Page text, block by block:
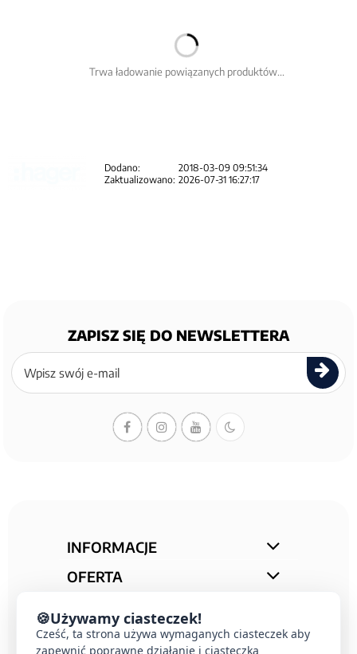
Trwa ładowanie powiązanych produktów...
Dodano:
2018-03-09 09:51:34
Zaktualizowano: 2026-07-31 16:27:17
ZAPISZ SIĘ DO NEWSLETTERA
Zapisz
się
newslettera
INFORMACJE
OFERTA
KONTAKT
🍪Używamy ciasteczek!
Cześć, ta strona używa wymaganych ciasteczek aby
zapewnić poprawne działanie i ciasteczka